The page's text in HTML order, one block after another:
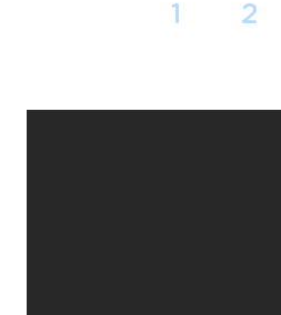
1 2